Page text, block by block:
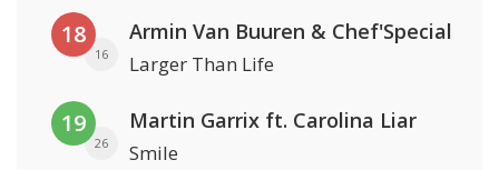
18
16
Armin Van Buuren & Chef'Special
Larger Than Life
19
26
Martin Garrix ft. Carolina Liar
Smile